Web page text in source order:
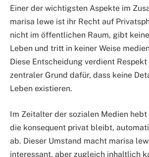
Einer der wichtigsten Aspekte im
marisa lewe ist ihr Recht auf
nicht im öffentlichen Raum, gibt
Leben und tritt in keiner Weise
Diese Entscheidung verdient Respekt
zentraler Grund dafür, dass keine
Leben existieren.
Im Zeitalter der sozialen Medien hebt
die konsequent privat bleibt,
ab. Dieser Umstand macht marisa
interessant, aber zugleich inhaltlich